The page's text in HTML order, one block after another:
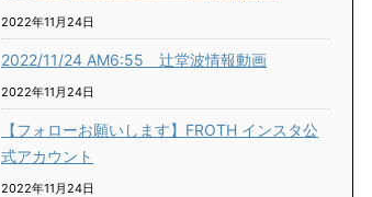
2022年11月24日
2022/11/24 AM6:55 辻堂波情報動画
2022年11月24日
【フォローお願いします】FROTH インスタ公
式アカウント
2022年11月24日